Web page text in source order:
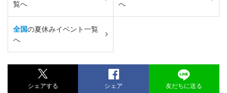
覧へ へ
全国の夏休みイベント一覧
へ
シェアする シェア 友だちに送る